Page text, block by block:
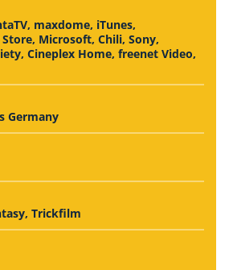
maxdome, iTunes,
Microsoft, Chili, Sony,
Cineplex Home, freenet Video,
Germany
Trickfilm